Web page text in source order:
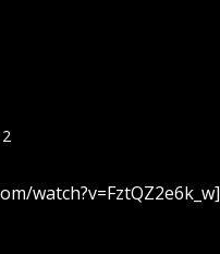
watch?v=FztQZ2e6k_w]